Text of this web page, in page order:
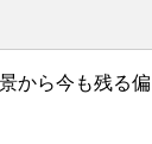
から今も残る偏